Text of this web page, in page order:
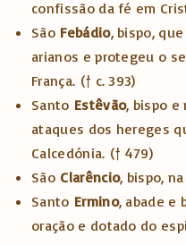
confissão da fé em
São Febádio, bispo,
arianos e protegeu o
França. († c. 393)
Santo Estêvão, bispo e
ataques dos hereges
Calcedónia. († 479)
São Clarêncio, bispo,
Santo Ermino, abade e
oração e dotado do